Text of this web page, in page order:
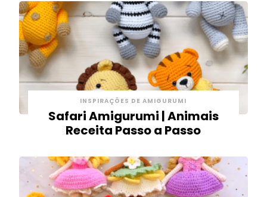
INSPIRAÇÕES DE AMIGURUMI
Safari Amigurumi | Animais
Receita Passo a Passo